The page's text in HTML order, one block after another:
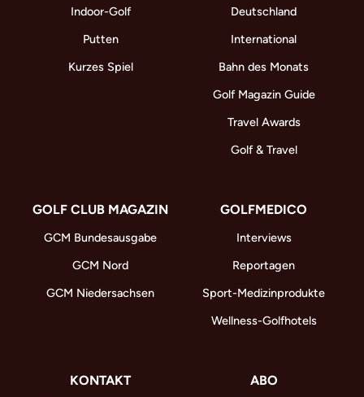
Indoor-Golf
Putten
Kurzes Spiel
Deutschland
International
Bahn des Monats
Golf Magazin Guide
Travel Awards
Golf & Travel
GOLF CLUB MAGAZIN
GCM Bundesausgabe
GCM Nord
GCM Niedersachsen
GOLFMEDICO
Interviews
Reportagen
Sport-Medizinprodukte
Wellness-Golfhotels
KONTAKT ABO